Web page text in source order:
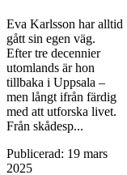
Eva Karlsson har alltid
gått sin egen väg.
Efter tre decennier
utomlands är hon
tillbaka i Uppsala –
men långt ifrån färdig
med att utforska livet.
Från skådesp...
Publicerad: 19 mars
2025